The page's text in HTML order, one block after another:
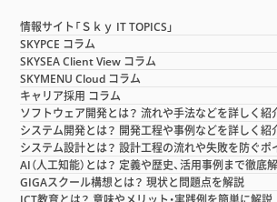
情報サイト「Ｓｋｙ IT TOPICS」
SKYPCE コラム
SKYSEA Client View コラム
SKYMENU Cloud コラム
キャリア採用 コラム
ソフトウェア開発とは？ 流れや手法などを詳しく紹
システム開発とは？ 開発工程や事例などを詳しく紹
システム設計とは？ 設計工程の流れや失敗を防ぐポ
AI（人工知能）とは？ 定義や歴史、活用事例まで徹底
GIGAスクール構想とは？ 現状と問題点を解説